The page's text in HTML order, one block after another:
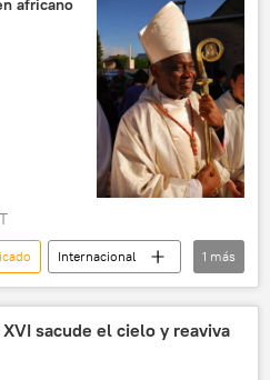
africano
Internacional
1 más
sacude el cielo y reaviva